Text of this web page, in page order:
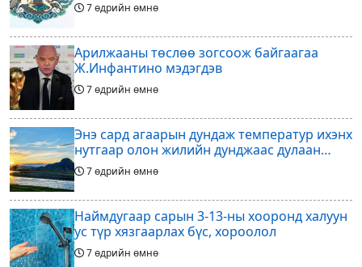
7 өдрийн өмнө
Арилжааны төслөө зогсоож байгаагаа
Ж.Инфантино мэдэгдэв
7 өдрийн өмнө
Энэ сард агаарын дундаж температур ихэнх
нутгаар олон жилийн дунджаас дулаан
байна
7 өдрийн өмнө
Наймдугаар сарын 3-13-ны хооронд халуун
ус түр хязгаарлах бүс, хороолол
7 өдрийн өмнө